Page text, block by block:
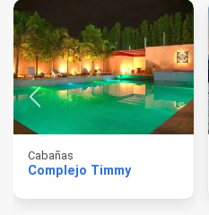
Cabañas
Complejo Timmy